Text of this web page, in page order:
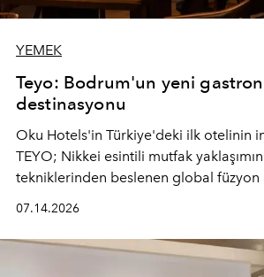
YEMEK
Teyo: Bodrum'un yeni
destinasyonu
Oku Hotels'in Türkiye'deki ilk otelinin
TEYO; Nikkei esintili mutfak
tekniklerinden beslenen global füzyon
07.14.2026